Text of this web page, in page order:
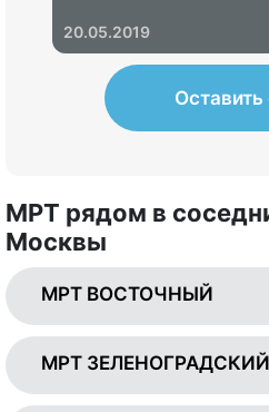
на 68 000 рублей.
итог - МРТ не
переделывать в другом
что ничего страшного нет.
20.05.2019
Оставить
МРТ рядом в
Москвы
МРТ ВОСТОЧНЫЙ
МРТ ЗЕЛЕНОГРАДСКИЙ